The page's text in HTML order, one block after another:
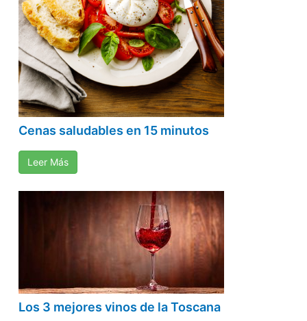
Cenas saludables en 15 minutos
Leer Más
Los 3 mejores vinos de la Toscana